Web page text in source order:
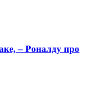
– Роналду про